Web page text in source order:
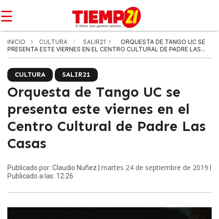
☰
INICIO CULTURA SALIR21
ORQUESTA DE TANGO UC SE
PRESENTA ESTE VIERNES EN EL CENTRO CULTURAL DE PADRE LAS...
CULTURA SALIR21
Orquesta de Tango UC se
presenta este viernes en el
Centro Cultural de Padre Las
Casas
Publicado por: Claudio Nuñez | martes 24 de septiembre de 2019
Publicado a las: 12:26